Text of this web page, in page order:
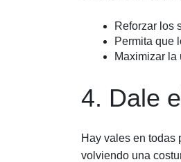
Reforzar los
Permita que
Maximizar la
4. Dale
Hay vales en todas
volviendo una